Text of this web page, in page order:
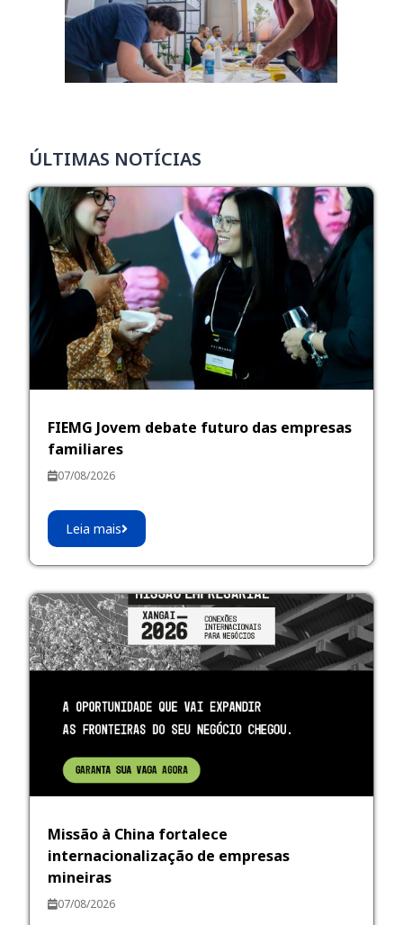
ÚLTIMAS NOTÍCIAS
FIEMG Jovem debate futuro das empresas
familiares
07/08/2026
Leia mais
Missão à China fortalece
internacionalização de empresas
mineiras
07/08/2026